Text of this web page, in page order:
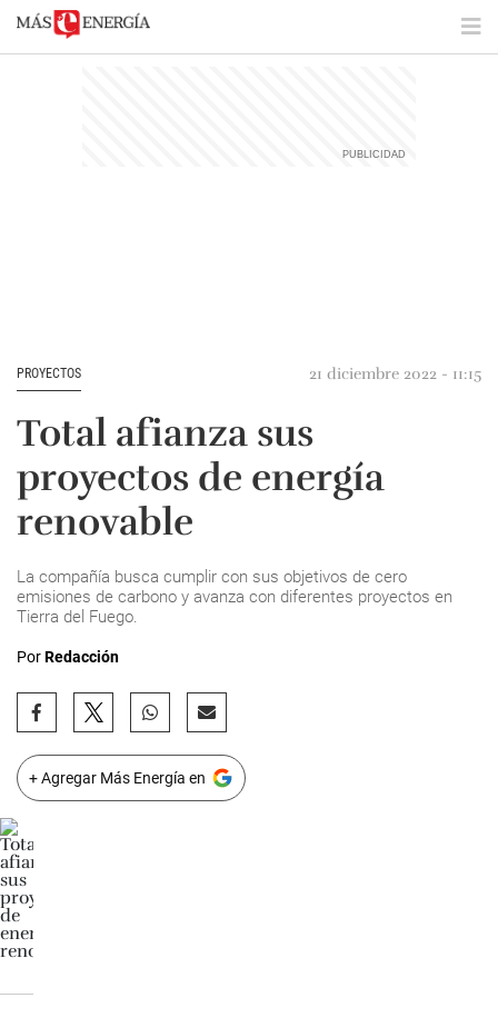
PROYECTOS 21 diciembre 2022 - 11:15
Total afianza sus
proyectos de energía
renovable
La compañía busca cumplir con sus objetivos de cero
emisiones de carbono y avanza con diferentes proyectos en
Tierra del Fuego.
PorRedacción
+ Agregar Más Energía en